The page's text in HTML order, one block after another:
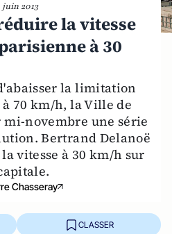
juin 2013
la vitesse
à 30
la limitation
70 km/h, la Ville de
novembre une série
Bertrand Delanoë
vitesse à 30 km/h sur
Chasseray
CLASSER